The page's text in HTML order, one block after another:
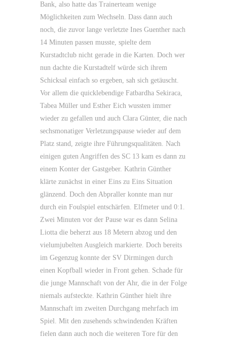
Bank, also hatte das Trainerteam wenige
Möglichkeiten zum Wechseln. Dass dann auch
noch, die zuvor lange verletzte Ines Guenther nach
14 Minuten passen musste, spielte dem
Kurstadtclub nicht gerade in die Karten. Doch wer
nun dachte die Kurstadtelf würde sich ihrem
Schicksal einfach so ergeben, sah sich getäuscht.
Vor allem die quicklebendige Fatbardha Sekiraca,
Tabea Müller und Esther Eich wussten immer
wieder zu gefallen und auch Clara Günter, die nach
sechsmonatiger Verletzungspause wieder auf dem
Platz stand, zeigte ihre Führungsqualitäten. Nach
einigen guten Angriffen des SC 13 kam es dann zu
einem Konter der Gastgeber. Kathrin Günther
klärte zunächst in einer Eins zu Eins Situation
glänzend. Doch den Abpraller konnte man nur
durch ein Foulspiel entschärfen. Elfmeter und 0:1.
Zwei Minuten vor der Pause war es dann Selina
Liotta die beherzt aus 18 Metern abzog und den
vielumjubelten Ausgleich markierte. Doch bereits
im Gegenzug konnte der SV Dirmingen durch
einen Kopfball wieder in Front gehen. Schade für
die junge Mannschaft von der Ahr, die in der Folge
niemals aufsteckte. Kathrin Günther hielt ihre
Mannschaft im zweiten Durchgang mehrfach im
Spiel. Mit den zusehends schwindenden Kräften
fielen dann auch noch die weiteren Tore für den